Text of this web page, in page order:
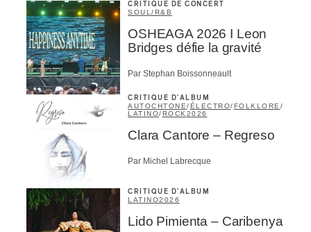
CRITIQUE DE CONCERT
SOUL/R&B
OSHEAGA 2026 I Leon
Bridges défie la gravité
Par Stephan Boissonneault
CRITIQUE D'ALBUM
AUTOCHTONE/ ÉLECTRO/ FOLKLORE/
LATINO/ ROCK2026
Clara Cantore – Regreso
Par Michel Labrecque
CRITIQUE D'ALBUM
LATINO2026
Lido Pimienta – Caribenya